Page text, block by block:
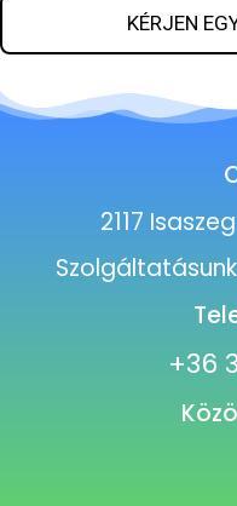
KÉRJEN
2117
+36